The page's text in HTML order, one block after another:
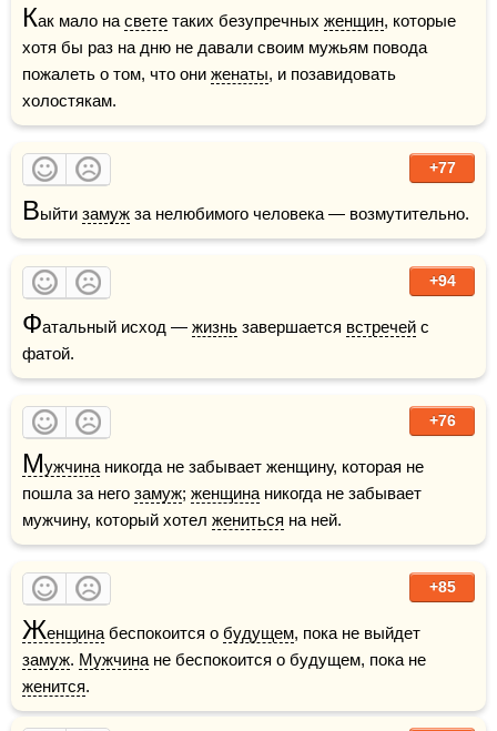
Как мало на свете таких безупречных женщин, которые
хотя бы раз на дню не давали своим мужьям повода
пожалеть о том, что они женаты, и позавидовать
холостякам.
+77
Выйти замуж за нелюбимого человека — возмутительно.
+94
Фатальный исход — жизнь завершается встречей с
фатой.
+76
Мужчина никогда не забывает женщину, которая не
пошла за него замуж; женщина никогда не забывает
мужчину, который хотел жениться на ней.
+85
Женщина беспокоится о будущем
замуж. Мужчина
женится.